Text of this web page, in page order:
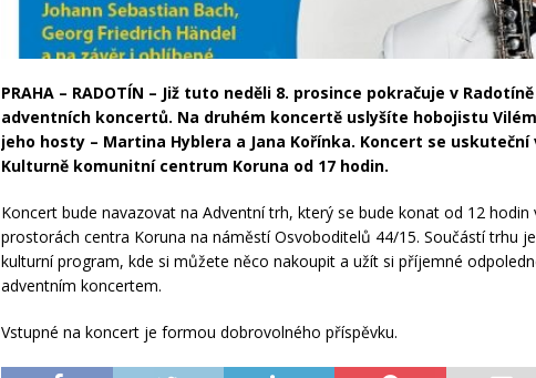
PRAHA – RADOTÍN – Již tuto neděli 8. prosince pokračuje v
adventních koncertů. Na druhém koncertě uslyšíte hobojistu
jeho hosty – Martina Hyblera a Jana Kořínka. Koncert se uskuteční
Kulturně komunitní centrum Koruna od 17 hodin.
Koncert bude navazovat na Adventní trh, který se bude konat od 12 hodin
prostorách centra Koruna na náměstí Osvoboditelů 44/15. Součástí trhu
kulturní program, kde si můžete něco nakoupit a užít si příjemné
adventním koncertem.
Vstupné na koncert je formou dobrovolného příspěvku.